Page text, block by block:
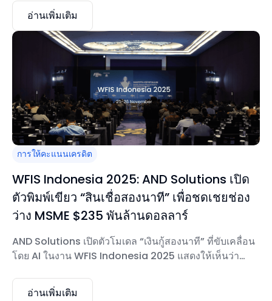
collections.
อ่านเพิ่มเติม
การให้คะแนนเครดิต
WFIS Indonesia 2025: AND Solutions เปิด
ตัวพิมพ์เขียว “สินเชื่อสองนาที” เพื่อชดเชยช่อง
ว่าง MSME $235 พันล้านดอลลาร์
AND Solutions เปิดตัวโมเดล “เงินกู้สองนาที” ที่ขับเคลื่อน
โดย AI ในงาน WFIS Indonesia 2025 แสดงให้เห็นว่า
เชื่อ MSME ได้อย่างไร
อ่านเพิ่มเติม